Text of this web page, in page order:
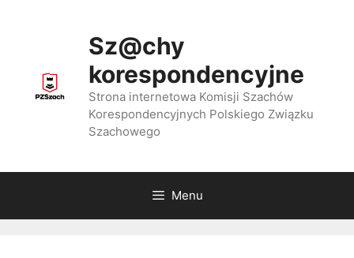
Sz@chy
korespondencyjne
Strona internetowa Komisji Szachów
Korespondencyjnych Polskiego Związku
Szachowego
Menu